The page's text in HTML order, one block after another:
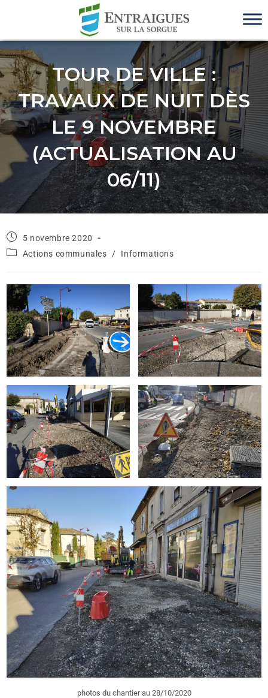
TOUR DE VILLE :
TRAVAUX DE NUIT DÈS
LE 9 NOVEMBRE
(ACTUALISATION AU
06/11)
5 novembre 2020
Actions communales
/ Informations
photos du chantier au 28/10/2020